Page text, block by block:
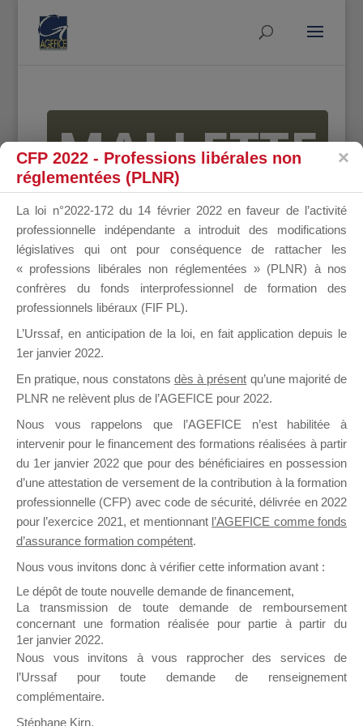
MALLETTE
DU
DIRIGEANT
il y a un mois
Ce groupe est destiné aux Organismes de
Formation qui souhaitent répondre à l’Appel à
Propositions Mallette du Dirigeant.
Ce groupe propose un forum dédié au support
sur lequel il est possible de laisser un message
ou poser une question.
NB : Il est nécessaire d’être
pouvoir rejoindre ce groupe
CFP 2022 - Professions libérales non
réglementées (PLNR)
La loi n°2022-172 du 14 février 2022 en faveur de l’activité
professionnelle indépendante a introduit des modifications
législatives qui ont pour conséquence de rattacher les
« professions libérales non réglementées » (PLNR) à nos
confrères du fonds interprofessionnel de formation des
professionnels libéraux (FIF PL).
L’Urssaf, en anticipation de la loi, en fait application depuis le
1er janvier 2022.
En pratique, nous constatons dès à présent qu’une majorité de
PLNR ne relèvent plus de l’AGEFICE pour 2022.
Nous vous rappelons que l’AGEFICE n’est habilitée à
intervenir pour le financement des formations réalisées à partir
du 1er janvier 2022 que pour des bénéficiaires en possession
d’une attestation de versement de la contribution à la formation
professionnelle (CFP) avec code de sécurité, délivrée en 2022
pour l’exercice 2021, et mentionnant l’AGEFICE comme fonds
d’assurance formation compétent.
Nous vous invitons donc à vérifier cette information avant :
Le dépôt de toute nouvelle demande de financement,
La transmission de toute demande de remboursement
concernant une formation réalisée pour partie à partir du
1er janvier 2022.
Nous vous invitons à vous rapprocher des services de
l’Urssaf pour toute demande de renseignement
complémentaire.
Stéphane Kirn,